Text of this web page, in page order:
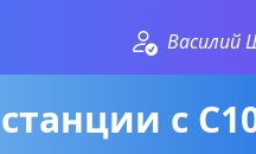
Василий
с